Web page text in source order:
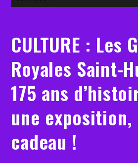
CULTURE : Les
Royales Saint-
175 ans
une exposition,
cadeau !